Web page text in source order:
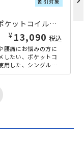
モノ ポケットコイルマットレス シングルサイズ W970×D1950×H170 ブラック
¥ 13,090 税込
腰痛にお悩みの方に
したい、ポケットコ
用した、シングルサ
ットレスです。身体
を...